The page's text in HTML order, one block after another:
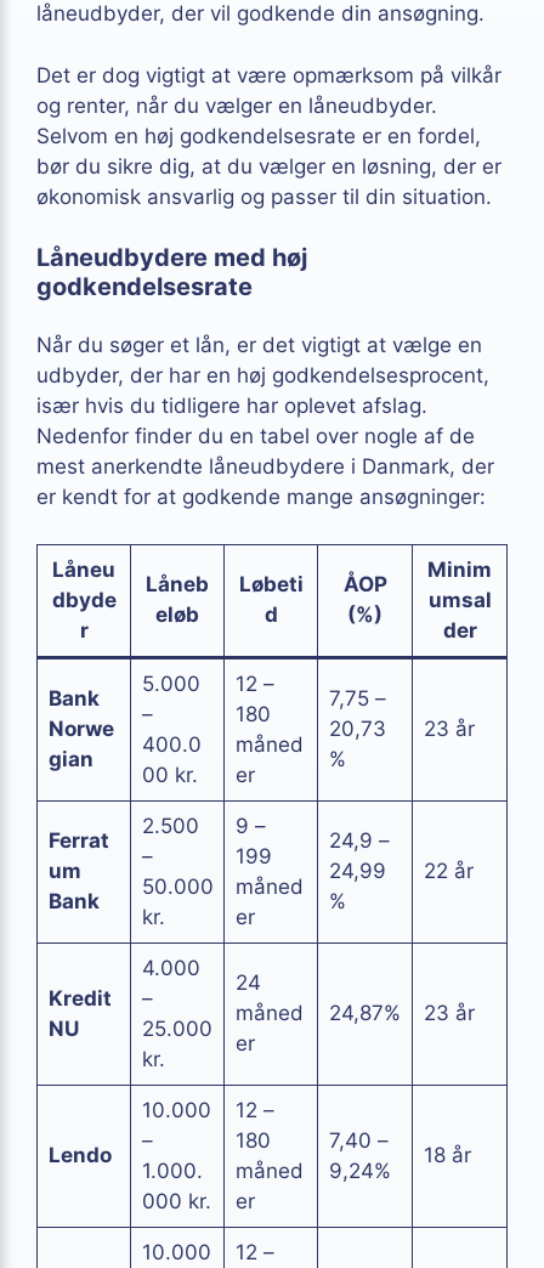
låneudbyder, der vil godkende din ansøgning.
Det er dog vigtigt at være opmærksom på vilkår
og renter, når du vælger en låneudbyder.
Selvom en høj godkendelsesrate er en fordel,
bør du sikre dig, at du vælger en løsning, der er
økonomisk ansvarlig og passer til din situation.
Låneudbydere med høj
godkendelsesrate
Når du søger et lån, er det vigtigt at vælge en
udbyder, der har en høj godkendelsesprocent,
især hvis du tidligere har oplevet afslag.
Nedenfor finder du en tabel over nogle af de
mest anerkendte låneudbydere i Danmark, der
er kendt for at godkende mange ansøgninger:
Låneu
dbyde
r
Låneb
eløb
Løbeti
d
ÅOP
(%)
Minim
umsal
der
Bank
Norwe
gian
5.000
–
400.0
00 kr.
12 –
180
måned
er
7,75 –
20,73
%
23 år
Ferrat
um
Bank
2.500
–
50.000
kr.
9 –
199
måned
er
24,9 –
24,99
%
22 år
Kredit
NU
4.000
–
25.000
kr.
24
måned
er
24,87% 23 år
Lendo
10.000
–
1.000.
000 kr.
12 –
180
måned
er
7,40 –
9,24%
18 år
10.000
12 –